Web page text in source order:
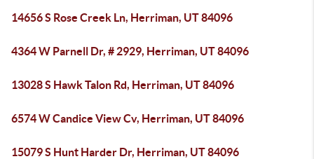
14656 S Rose Creek Ln, Herriman, UT 84096
4364 W Parnell Dr, # 2929, Herriman, UT 84096
13028 S Hawk Talon Rd, Herriman, UT 84096
6574 W Candice View Cv, Herriman, UT 84096
15079 S Hunt Harder Dr, Herriman, UT 84096